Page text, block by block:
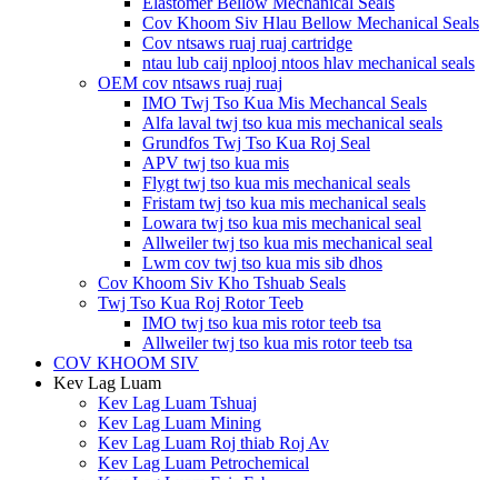
Cov Khoom Siv Hlau Bellow Mechanical Seals
Cov ntsaws ruaj ruaj cartridge
ntau lub caij nplooj ntoos hlav mechanical seals
OEM cov ntsaws ruaj ruaj
IMO Twj Tso Kua Mis Mechancal Seals
Alfa laval twj tso kua mis mechanical seals
Grundfos Twj Tso Kua Roj Seal
APV twj tso kua mis
Flygt twj tso kua mis mechanical seals
Fristam twj tso kua mis mechanical seals
Lowara twj tso kua mis mechanical seal
Allweiler twj tso kua mis mechanical seal
Lwm cov twj tso kua mis sib dhos
Cov Khoom Siv Kho Tshuab Seals
Twj Tso Kua Roj Rotor Teeb
IMO twj tso kua mis rotor teeb tsa
Allweiler twj tso kua mis rotor teeb tsa
COV KHOOM SIV
Kev Lag Luam
Kev Lag Luam Tshuaj
Kev Lag Luam Mining
Kev Lag Luam Roj thiab Roj Av
Kev Lag Luam Petrochemical